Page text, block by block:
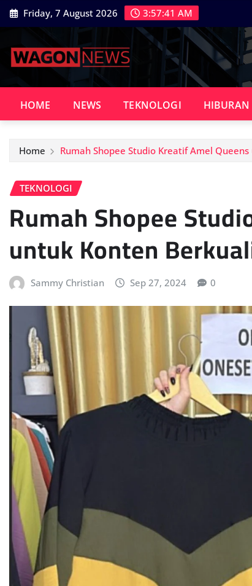
Skip
to
Friday, 7 August 2026 3:57:42 AM
HOME NEWS TEKNOLOGI HIBURAN
Home Rumah Shopee Studio Kreatif Amel
TEKNOLOGI
Rumah Shopee
untuk Konten
Sammy Christian Sep 27, 2024 0